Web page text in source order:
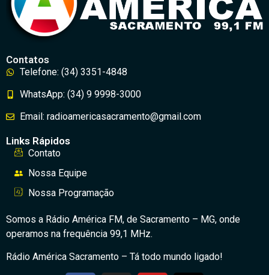
Contatos
Telefone: (34) 3351-4848
WhatsApp: (34) 9 9998-3000
Email: radioamericasacramento@gmail.com
Links Rápidos
Contato
Nossa Equipe
Nossa Programação
Somos a Rádio América FM, de Sacramento – MG, onde
operamos na frequência 99,1 MHz.
Rádio América Sacramento – Tá todo mundo ligado!